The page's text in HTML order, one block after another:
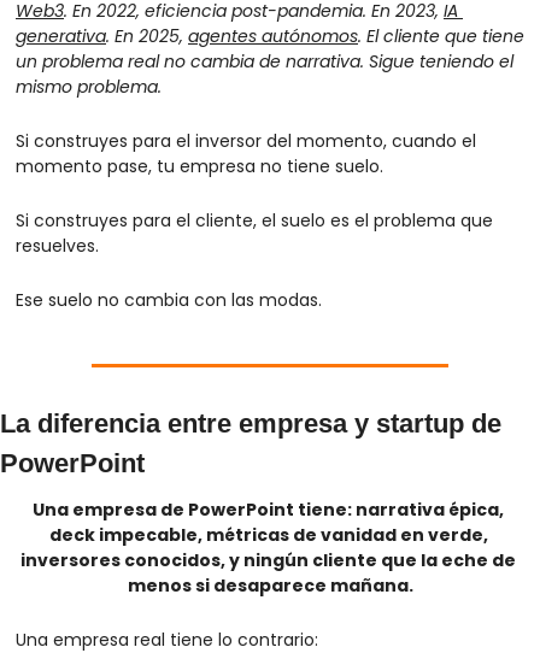
Web3. En 2022, eficiencia post-pandemia. En 2023, IA
generativa. En 2025, agentes autónomos. El cliente que tiene
un problema real no cambia de narrativa. Sigue teniendo el
mismo problema.
Si construyes para el inversor del momento, cuando el
momento pase, tu empresa no tiene suelo.
Si construyes para el cliente, el suelo es el problema que
resuelves.
Ese suelo no cambia con las modas.
La diferencia entre empresa y startup de
PowerPoint
Una empresa de PowerPoint tiene: narrativa épica,
deck impecable, métricas de vanidad en verde,
inversores conocidos, y ningún cliente que la eche de
menos si desaparece mañana.
Una empresa real tiene lo contrario: